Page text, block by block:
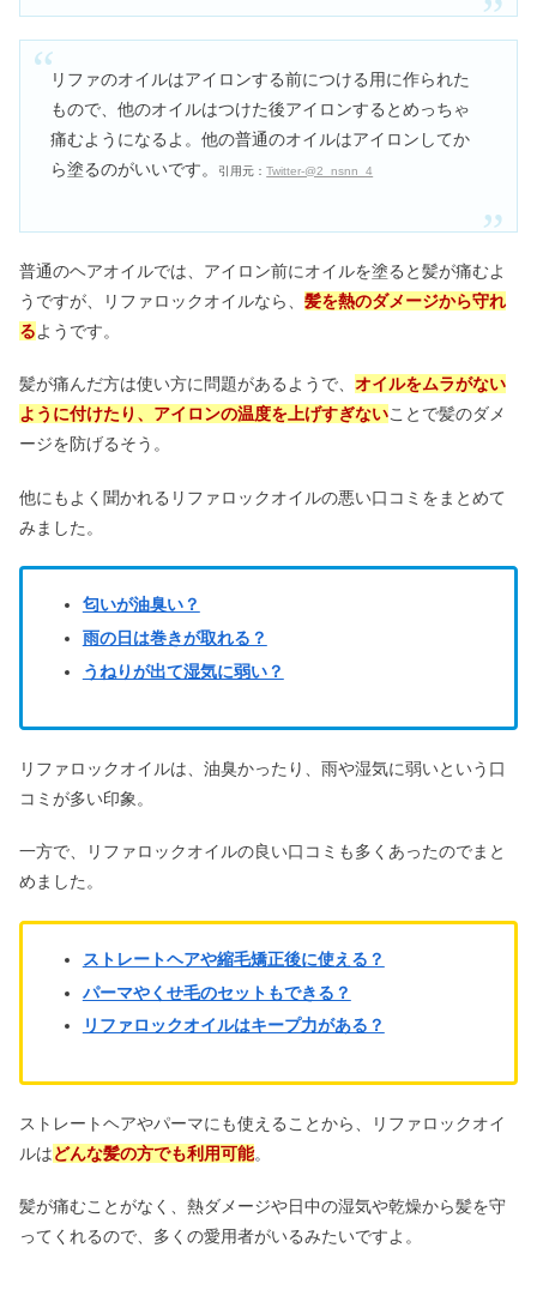
丸メガネが似合わない女子は？ダサい
バナナリパブリックはダサい？客層・
年齢層は50代？愛用芸能人も
やばい！若いのに歯がない人は信用で
きない？抜けたままの人の性格
リファのオイルはアイロンする前につける用に作られた
もので、他のオイルはつけた後アイロンするとめっちゃ
痛むようになるよ。他の普通のオイルはアイロンしてか
ら塗るのがいいです。
引用元：Twitter-@2_nsnn_4
普通のヘアオイルでは、アイロン前にオイルを塗ると髪が痛むよ
うですが、リファロックオイルなら、 髪を熱のダメージから守れ
るようです。
髪が痛んだ方は使い方に問題があるようで、 オイルをムラがない
ように付けたり、アイロンの温度を上げすぎないことで髪のダメ
ージを防げるそう。
他にもよく聞かれるリファロックオイルの悪い口コミをまとめて
みました。
匂いが油臭い？
雨の日は巻きが取れる？
うねりが出て湿気に弱い？
リファロックオイルは、油臭かったり、雨や湿気に弱いという口
コミが多い印象。
一方で、リファロックオイルの良い口コミも多くあったのでまと
めました。
ストレートヘアや縮毛矯正後に使える？
パーマやくせ毛のセットもできる？
リファロックオイルはキープ力がある？
ストレートヘアやパーマにも使えることから、リファロックオイ
ルはどんな髪の方でも利用可能。
髪が痛むことがなく、熱ダメージや日中の湿気や乾燥から髪を守
ってくれるので、多くの愛用者がいるみたいですよ。